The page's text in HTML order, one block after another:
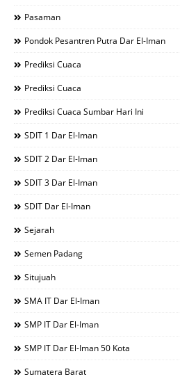
Pasaman
Pondok Pesantren Putra Dar El-Iman
Prediksi Cuaca
Prediksi Cuaca
Prediksi Cuaca Sumbar Hari Ini
SDIT 1 Dar El-Iman
SDIT 2 Dar El-Iman
SDIT 3 Dar El-Iman
SDIT Dar El-Iman
Sejarah
Semen Padang
Situjuah
SMA IT Dar El-Iman
SMP IT Dar El-Iman
SMP IT Dar El-Iman 50 Kota
Sumatera Barat